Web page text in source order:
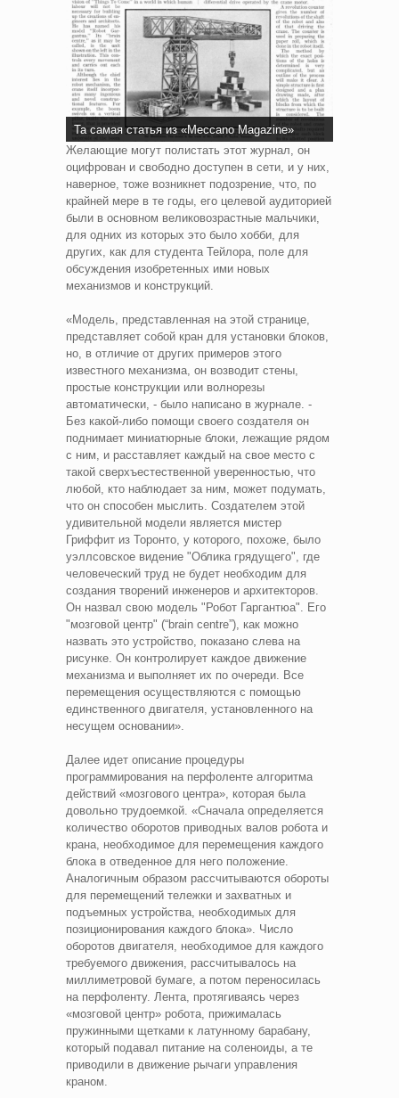
Та самая статья из «Meccano Magazine»
Желающие могут полистать этот журнал, он
оцифрован и свободно доступен в сети, и у них,
наверное, тоже возникнет подозрение, что, по
крайней мере в те годы, его целевой аудиторией
были в основном великовозрастные мальчики,
для одних из которых это было хобби, для
других, как для студента Тейлора, поле для
обсуждения изобретенных ими новых
механизмов и конструкций.
«Модель, представленная на этой странице,
представляет собой кран для установки блоков,
но, в отличие от других примеров этого
известного механизма, он возводит стены,
простые конструкции или волнорезы
автоматически, - было написано в журнале. -
Без какой-либо помощи своего создателя он
поднимает миниатюрные блоки, лежащие рядом
с ним, и расставляет каждый на свое место с
такой сверхъестественной уверенностью, что
любой, кто наблюдает за ним, может подумать,
что он способен мыслить. Создателем этой
удивительной модели является мистер
Гриффит из Торонто, у которого, похоже, было
уэллсовское видение "Облика грядущего", где
человеческий труд не будет необходим для
создания творений инженеров и архитекторов.
Он назвал свою модель "Робот Гаргантюа". Его
"мозговой центр" (“brain centre”), как можно
назвать это устройство, показано слева на
рисунке. Он контролирует каждое движение
механизма и выполняет их по очереди. Все
перемещения осуществляются с помощью
единственного двигателя, установленного на
несущем основании».
Далее идет описание процедуры
программирования на перфоленте алгоритма
действий «мозгового центра», которая была
довольно трудоемкой. «Сначала определяется
количество оборотов приводных валов робота и
крана, необходимое для перемещения каждого
блока в отведенное для него положение.
Аналогичным образом рассчитываются обороты
для перемещений тележки и захватных и
подъемных устройства, необходимых для
позиционирования каждого блока». Число
оборотов двигателя, необходимое для каждого
требуемого движения, рассчитывалось на
миллиметровой бумаге, а потом переносилась
на перфоленту. Лента, протягиваясь через
«мозговой центр» робота, прижималась
пружинными щетками к латунному барабану,
который подавал питание на соленоиды, а те
приводили в движение рычаги управления
краном.